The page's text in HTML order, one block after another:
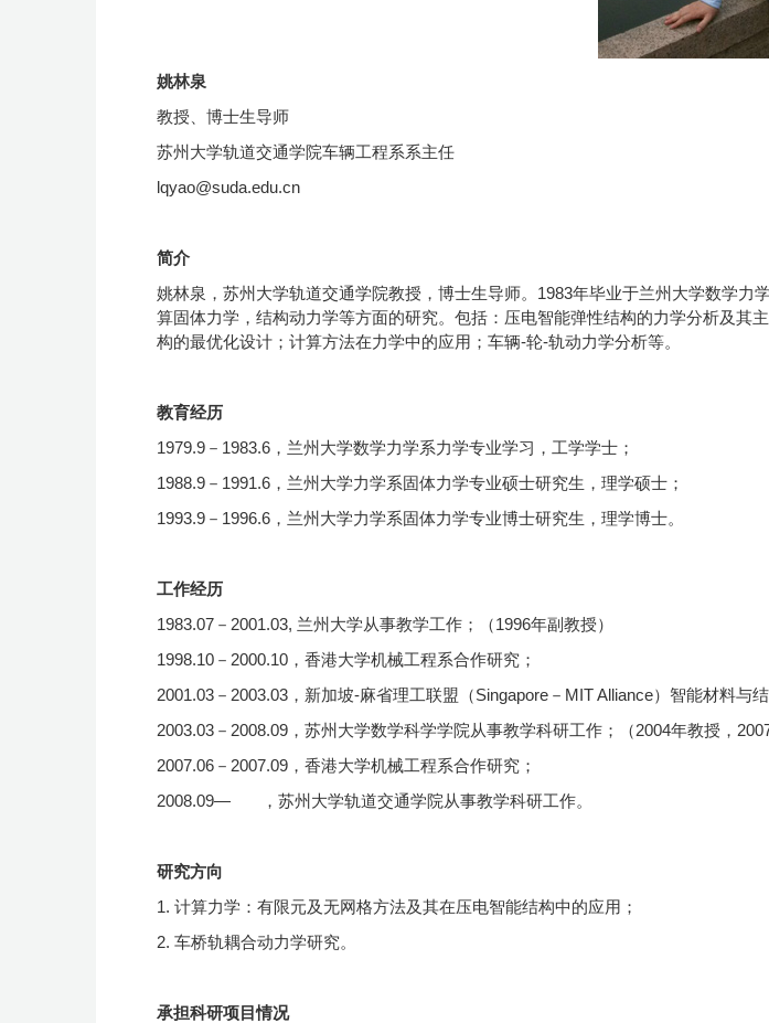
姚林泉
教授、博士生导师
苏州大学轨道交通学院车辆工程系系主任
lqyao@suda.edu.cn
简介
姚林泉 ，苏州大学轨道交通学院教授，博士生导师。 1983年毕业于兰州大学数学力
算固体力学， 结构动力学等方面的研究。 包括：压电智能弹性结构的力学分析及其
构的最优化设计；计算方法在力学中的应用；车辆-轮-轨动力学分析等。
教育经历
1979.9－1983.6，兰州大学数学力学系力学专业学习，工学学士；
1988.9－1991.6 ，兰州大学力学系固体力学专业硕士研究生，理学硕士；
1993.9－1996.6 ，兰州大学力学系固体力学专业博士研究生，理学博士。
工作经历
1983.07－2001.03, 兰州大学从事教学工作；
（1996年副教授）
1998.10－2000.10，香港大学机械工程系合作研究；
2001.03－2003.03 ，新加坡-麻省理工联盟（Singapore － MIT Alliance）智能材料与
2003.03－2008.09，苏州大学数学科学学院从事教学科研工作；
（2004年教授，
2007.06－2007.09，香港大学机械工程系合作研究；
2008.09— ，苏州大学轨道交通学院从事教学科研工作。
研究方向
1. 计算力学：有限元及无网格方法及其在压电智能结构中的应用 ；
2. 车桥轨耦合动力学研究。
承担科研项目情况